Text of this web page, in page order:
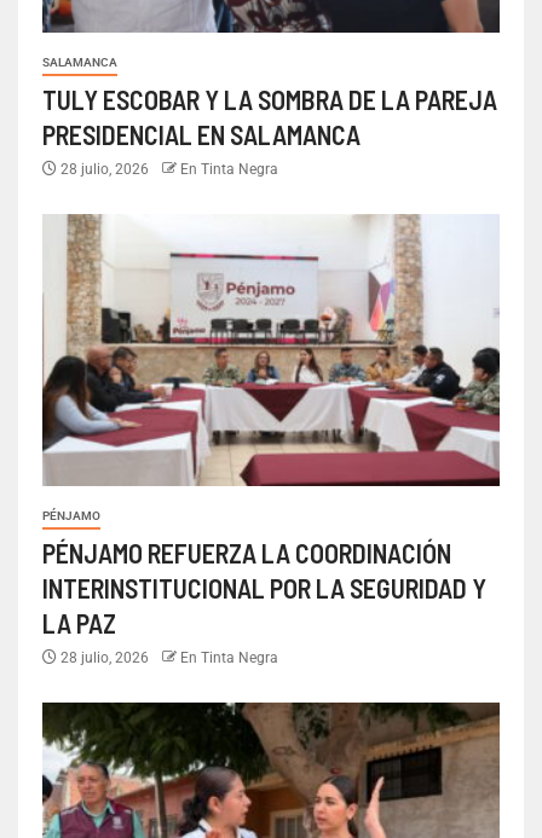
SALAMANCA
TULY ESCOBAR Y LA SOMBRA DE LA PAREJA
PRESIDENCIAL EN SALAMANCA
28 julio, 2026 En Tinta Negra
PÉNJAMO
PÉNJAMO REFUERZA LA COORDINACIÓN
INTERINSTITUCIONAL POR LA SEGURIDAD Y
LA PAZ
28 julio, 2026 En Tinta Negra